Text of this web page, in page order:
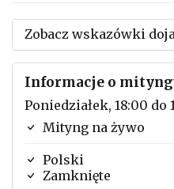
Zobacz wskazówki
Informacje o
Poniedziałek, 18:00 do
Mityng na żywo
Polski
Zamknięte